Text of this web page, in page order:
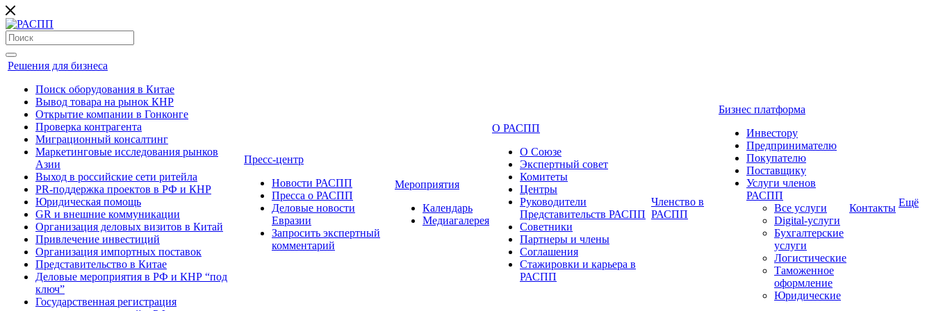
Решения для бизнеса
Поиск оборудования в Китае
Вывод товара на рынок КНР
Открытие компании в Гонконге
Проверка контрагента
Миграционный консалтинг
Маркетинговые исследования рынков
Азии
Выход в российские сети ритейла
PR-поддержка проектов в РФ и КНР
Юридическая помощь
GR и внешние коммуникации
Организация деловых визитов в Китай
Привлечение инвестиций
Организация импортных поставок
Представительство в Китае
Деловые мероприятия в РФ и КНР “под
ключ”
Государственная регистрация
Пресс-центр
Новости РАСПП
Пресса о РАСПП
Деловые новости
Евразии
Запросить экспертный
комментарий
Мероприятия
Календарь
Медиагалерея
О РАСПП
О Союзе
Экспертный совет
Комитеты
Центры
Руководители
Представительств РАСПП
Советники
Партнеры и члены
Соглашения
Стажировки и карьера в
РАСПП
Членство в
РАСПП
Бизнес платформа
Инвестору
Предпринимателю
Покупателю
Поставщику
Услуги членов
РАСПП
Все услуги
Digital-услуги
Бухгалтерские
услуги
Логистические
Таможенное
оформление
Юридические
Контакты Ещё